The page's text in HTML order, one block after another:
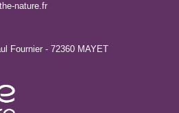
nature.fr
Fournier - 72360 MAYET